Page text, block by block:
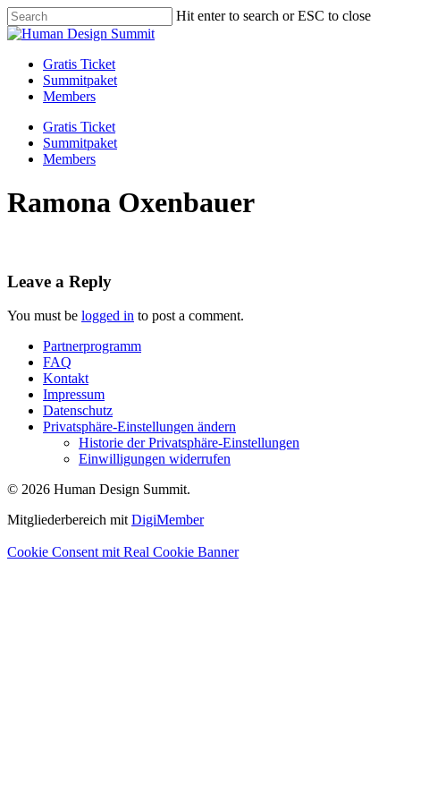
Skip
to
content
Hit enter to search or ESC to close
Close
Menu
Gratis Ticket
Summitpaket
Members
Gratis Ticket
Summitpaket
Members
Ramona Oxenbauer
Leave a Reply
You must be logged in to post a comment.
Partnerprogramm
FAQ
Kontakt
Impressum
Datenschutz
Privatsphäre-Einstellungen ändern
Historie der Privatsphäre-Einstellungen
Einwilligungen widerrufen
© 2026 Human Design Summit.
Mitgliederbereich mit DigiMember
Cookie Consent mit Real Cookie Banner